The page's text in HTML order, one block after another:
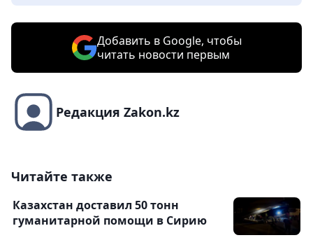
Добавить в Google, чтобы
читать новости первым
Редакция Zakon.kz
Читайте также
Казахстан доставил 50 тонн
гуманитарной помощи в Сирию